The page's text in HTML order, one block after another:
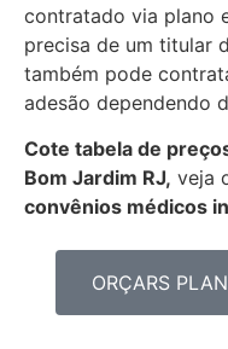
contratado via plano
precisa de um titular
também pode
adesão dependendo
Cote tabela de
Bom Jardim RJ, veja
convênios médicos
ORÇARS